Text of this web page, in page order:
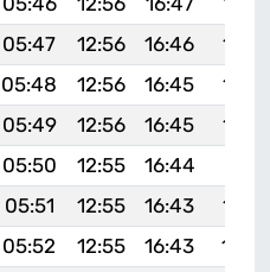
05:47 12:56 16:46
05:48 12:56 16:45
05:49 12:56 16:45
05:50 12:55 16:44
05:51 12:55 16:43
05:52 12:55 16:43